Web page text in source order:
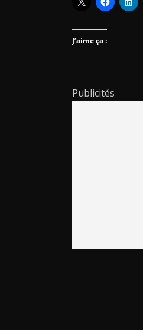
J’aime ça :
Publicités